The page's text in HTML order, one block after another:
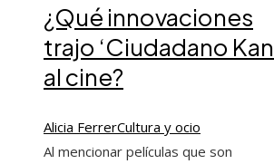
¿Qué innovaciones
trajo ‘Ciudadano
al cine?
Alicia FerrerCultura y ocio
Al mencionar películas que son